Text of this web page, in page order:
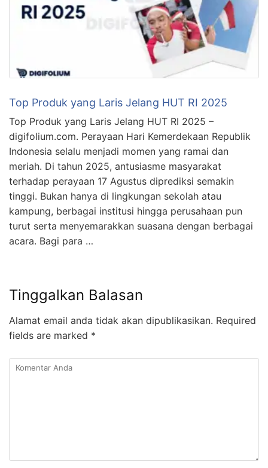
Top Produk yang Laris Jelang HUT RI 2025
Top Produk yang Laris Jelang HUT RI 2025 –
digifolium.com. Perayaan Hari Kemerdekaan Republik
Indonesia selalu menjadi momen yang ramai dan
meriah. Di tahun 2025, antusiasme masyarakat
terhadap perayaan 17 Agustus diprediksi semakin
tinggi. Bukan hanya di lingkungan sekolah atau
kampung, berbagai institusi hingga perusahaan pun
turut serta menyemarakkan suasana dengan berbagai
acara. Bagi para …
Tinggalkan Balasan
Alamat email anda tidak akan dipublikasikan. Required
fields are marked *